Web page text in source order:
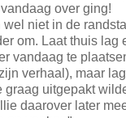
over ging!
niet in de
om. Laat thuis lag
vandaag te
verhaal), maar
graag uitgepakt
daarover later